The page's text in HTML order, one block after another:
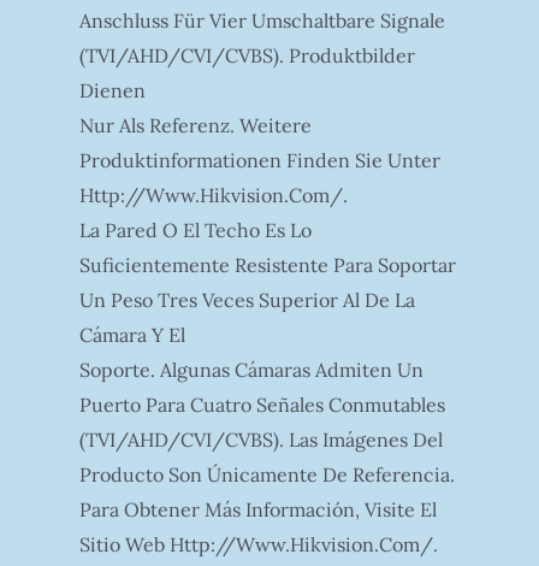
Anschluss Für Vier Umschaltbare Signale
(TVI/AHD/CVI/CVBS). Produktbilder
Dienen
Nur Als Referenz. Weitere
Produktinformationen Finden Sie Unter
Http://www.hikvision.com/.
La Pared O El Techo Es Lo
Suficientemente Resistente Para Soportar
Un Peso Tres Veces Superior Al De La
Cámara Y El
Soporte. Algunas Cámaras Admiten Un
Puerto Para Cuatro Señales Conmutables
(TVI/AHD/CVI/CVBS). Las Imágenes Del
Producto Son Únicamente De Referencia.
Para Obtener Más Información, Visite El
Sitio Web Http://www.hikvision.com/.